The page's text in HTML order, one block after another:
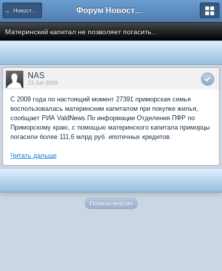
← Новости рынка недвижимости Форум Новостройки
Материнский капитал не позволяет погасить...
NAS
13 Jun 2019
С 2009 года по настоящий момент 27391 приморская семья
воспользовалась материнским капиталом при покупке жилья,
сообщает РИА ValdNews.По информации Отделения ПФР по
Приморскому краю, с помощью материнского капитала приморцы
погасили более 111,6 млрд руб. ипотечных кредитов.
Читать дальше
Полная версия